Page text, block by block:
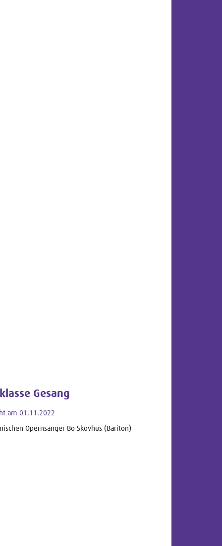
Gesang
am 01.11.2022
Opernsänger Bo Skovhus (Bariton)